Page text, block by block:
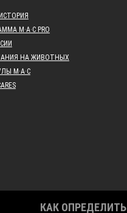
M·A·C PRO
НА ЖИВОТНЫХ
M·A·C
КАК ОПРЕДЕЛИТЬ